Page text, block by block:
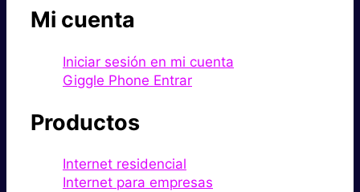
Mi cuenta
Iniciar sesión en mi cuenta
Giggle Phone Entrar
Productos
Internet residencial
Internet para empresas